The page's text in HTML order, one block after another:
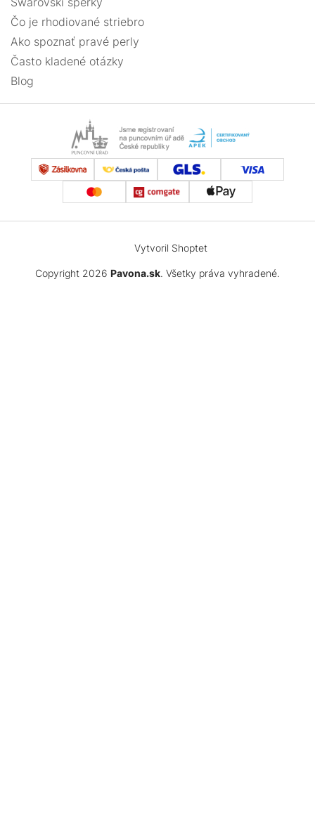
Čo je rhodiované striebro
Ako spoznať pravé perly
Často kladené otázky
Blog
Vytvoril Shoptet
Copyright 2026 Pavona.sk. Všetky práva vyhradené.